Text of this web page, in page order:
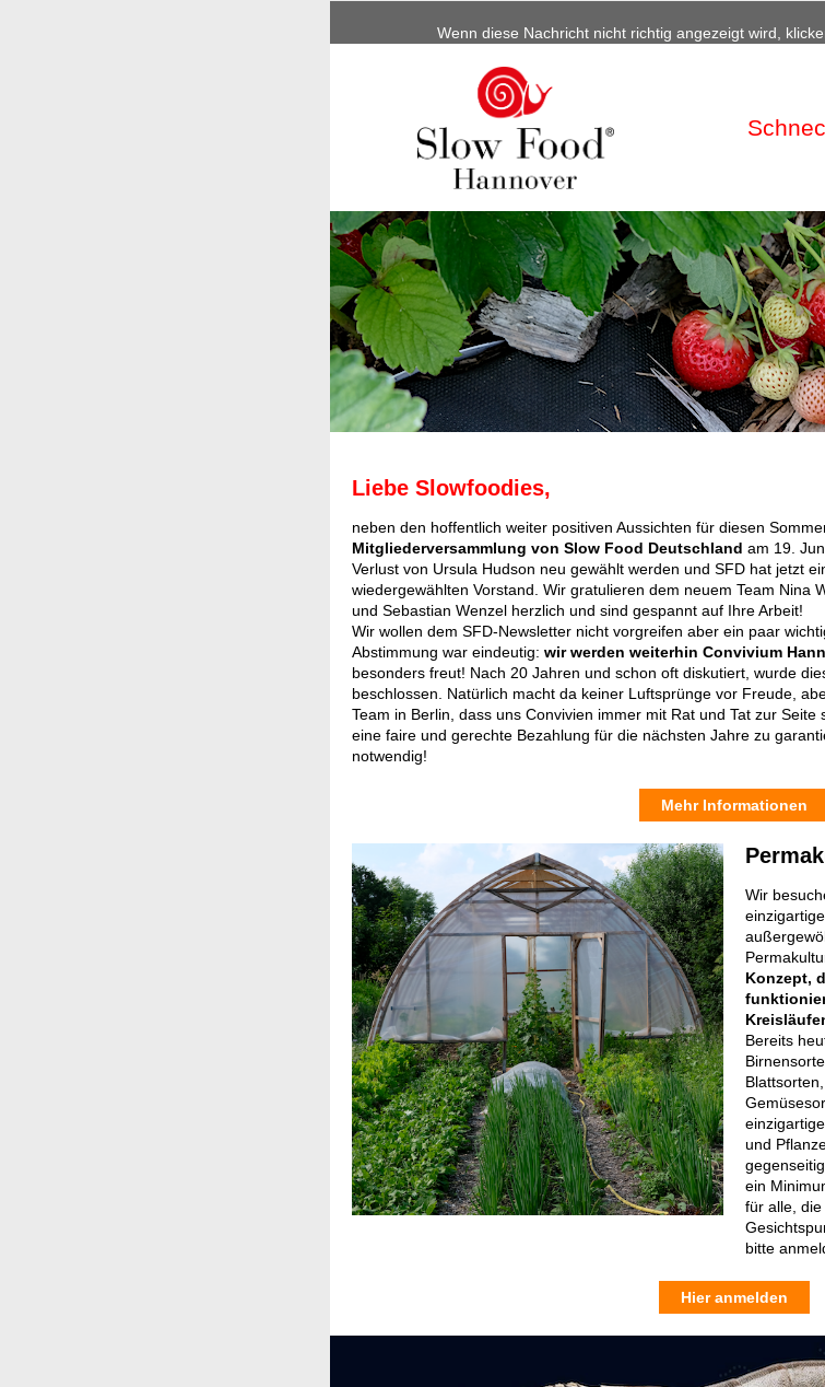
Wenn diese Nachricht nicht richtig angezeigt wird,
Liebe Slowfoodies,
neben den hoffentlich weiter positiven Aussichten für diesen
Mitgliederversammlung von Slow Food Deutschland am 19.
Verlust von Ursula Hudson neu gewählt werden und SFD hat jetzt
wiedergewählten Vorstand. Wir gratulieren dem neuem Team Nina
und Sebastian Wenzel herzlich und sind gespannt auf Ihre Arbeit!
Wir wollen dem SFD-Newsletter nicht vorgreifen aber ein paar
Abstimmung war eindeutig: wir werden weiterhin Convivium
besonders freut! Nach 20 Jahren und schon oft diskutiert, wurde
beschlossen. Natürlich macht da keiner Luftsprünge vor Freude,
Team in Berlin, dass uns Convivien immer mit Rat und Tat zur
eine faire und gerechte Bezahlung für die nächsten Jahre zu
notwendig!
Mehr Informationen
Wir
Konzept,
Bereits
und
ein
für alle,
bitte
Hier anmelden